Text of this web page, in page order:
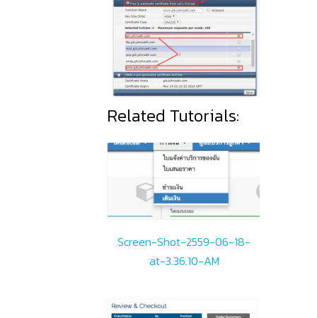
Related Tutorials:
Screen-Shot-2559-06-18-
at-3.36.10-AM